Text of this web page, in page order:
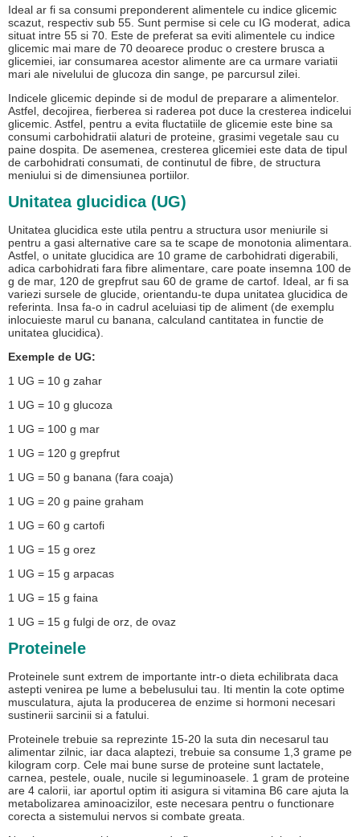
Ideal ar fi sa consumi preponderent alimentele cu indice glicemic
scazut, respectiv sub 55. Sunt permise si cele cu IG moderat, adica
situat intre 55 si 70. Este de preferat sa eviti alimentele cu indice
glicemic mai mare de 70 deoarece produc o crestere brusca a
glicemiei, iar consumarea acestor alimente are ca urmare variatii
mari ale nivelului de glucoza din sange, pe parcursul zilei.
Indicele glicemic depinde si de modul de preparare a alimentelor.
Astfel, decojirea, fierberea si raderea pot duce la cresterea indicelui
glicemic. Astfel, pentru a evita fluctatiile de glicemie este bine sa
consumi carbohidratii alaturi de proteine, grasimi vegetale sau cu
paine dospita. De asemenea, cresterea glicemiei este data de tipul
de carbohidrati consumati, de continutul de fibre, de structura
meniului si de dimensiunea portiilor.
Unitatea glucidica (UG)
Unitatea glucidica este utila pentru a structura usor meniurile si
pentru a gasi alternative care sa te scape de monotonia alimentara.
Astfel, o unitate glucidica are 10 grame de carbohidrati digerabili,
adica carbohidrati fara fibre alimentare, care poate insemna 100 de
g de mar, 120 de grepfrut sau 60 de grame de cartof. Ideal, ar fi sa
variezi sursele de glucide, orientandu-te dupa unitatea glucidica de
referinta. Insa fa-o in cadrul aceluiasi tip de aliment (de exemplu
inlocuieste marul cu banana, calculand cantitatea in functie de
unitatea glucidica).
Exemple de UG:
1 UG = 10 g zahar
1 UG = 10 g glucoza
1 UG = 100 g mar
1 UG = 120 g grepfrut
1 UG = 50 g banana (fara coaja)
1 UG = 20 g paine graham
1 UG = 60 g cartofi
1 UG = 15 g orez
1 UG = 15 g arpacas
1 UG = 15 g faina
1 UG = 15 g fulgi de orz, de ovaz
Proteinele
Proteinele sunt extrem de importante intr-o dieta echilibrata daca
astepti venirea pe lume a bebelusului tau. Iti mentin la cote optime
musculatura, ajuta la producerea de enzime si hormoni necesari
sustinerii sarcinii si a fatului.
Proteinele trebuie sa reprezinte 15-20 la suta din necesarul tau
alimentar zilnic, iar daca alaptezi, trebuie sa consume 1,3 grame pe
kilogram corp. Cele mai bune surse de proteine sunt lactatele,
carnea, pestele, ouale, nucile si leguminoasele. 1 gram de proteine
are 4 calorii, iar aportul optim iti asigura si vitamina B6 care ajuta la
metabolizarea aminoacizilor, este necesara pentru o functionare
corecta a sistemului nervos si combate greata.